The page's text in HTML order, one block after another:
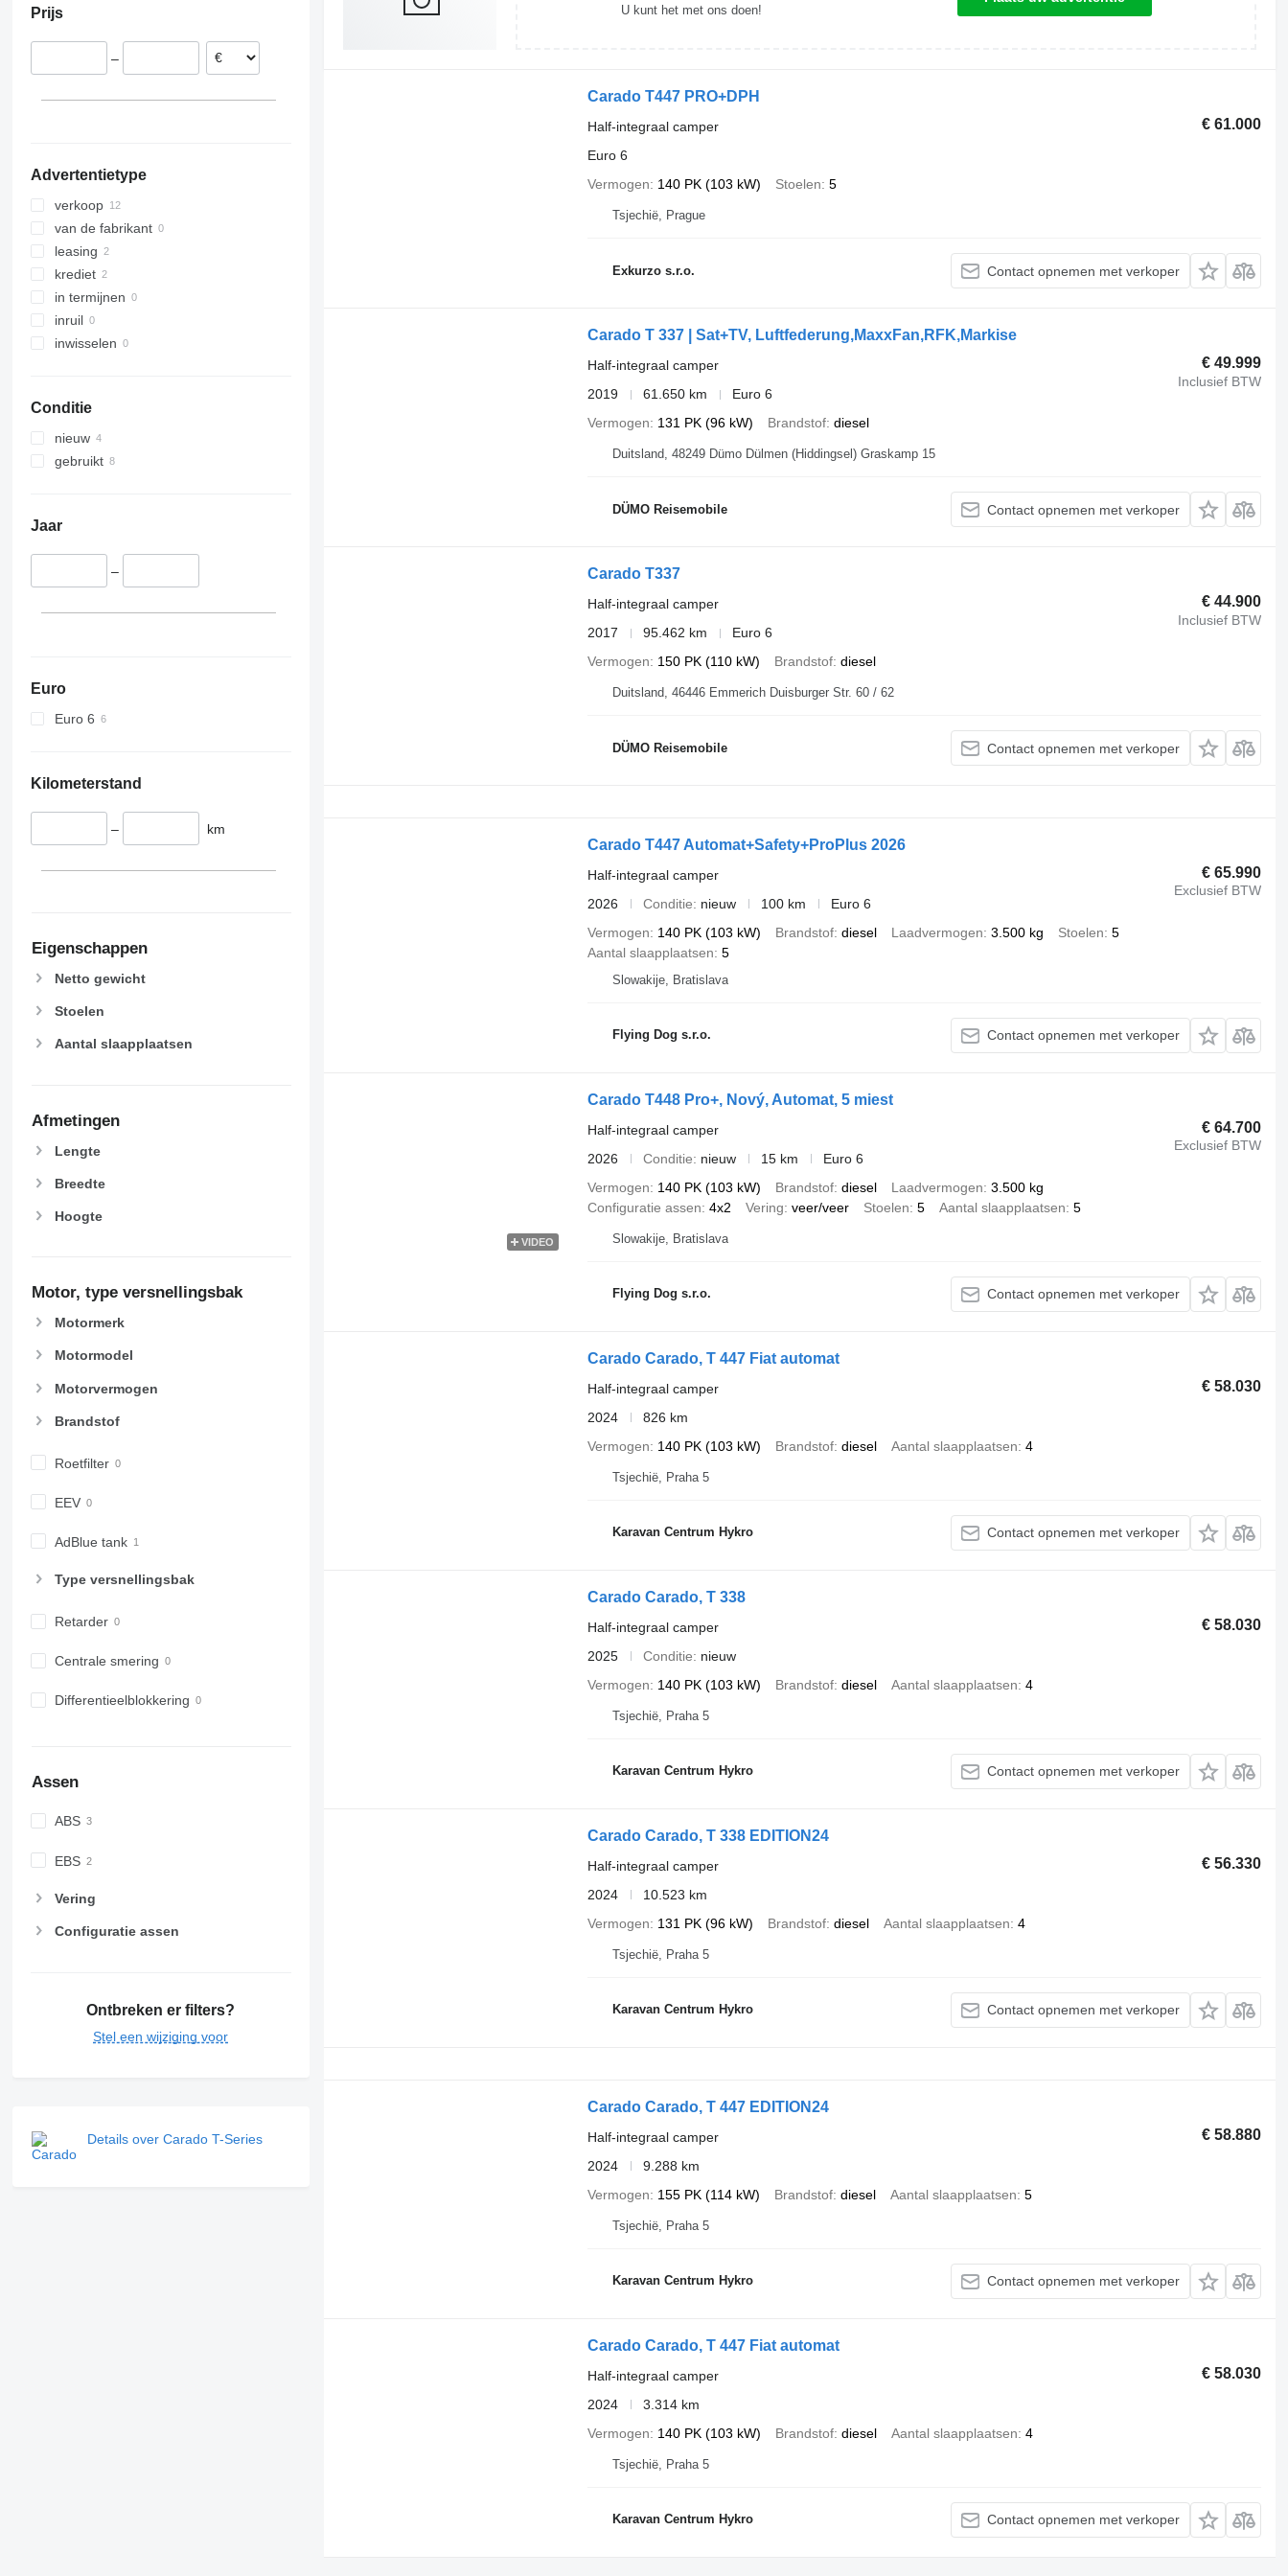
Prijs
–
Advertentietype
verkoop
van de fabrikant
leasing
krediet
in termijnen
inruil
inwisselen
Conditie
nieuw
gebruikt
Jaar
–
Euro
Euro 6
Kilometerstand
– km
Eigenschappen
Netto gewicht
Stoelen
Aantal slaapplaatsen
Afmetingen
Lengte
Breedte
Hoogte
Motor, type versnellingsbak
Motormerk
Motormodel
Motorvermogen
Brandstof
Roetfilter
EEV
AdBlue tank
Type versnellingsbak
Retarder
Centrale smering
Differentieelblokkering
Assen
ABS
EBS
Vering
Configuratie assen
Ontbreken er filters?
Stel een wijziging voor
Details over Carado T-Series
U kunt het met ons doen!
Carado T447 PRO+DPH
€ 61.000
Half-integraal camper
Euro 6
Vermogen
140 PK (103 kW) Stoelen 5
Tsjechië, Prague
Exkurzo s.r.o. Contact opnemen met verkoper
Carado T 337 | Sat+TV, Luftfederung,MaxxFan,RFK,Markise
€ 49.999
Inclusief BTW
Half-integraal camper
2019
61.650 km
Euro 6
Vermogen
131 PK (96 kW) Brandstof diesel
Duitsland, 48249 Dümo Dülmen (Hiddingsel) Graskamp 15
DÜMO Reisemobile Contact opnemen met verkoper
Carado T337
€ 44.900
Inclusief BTW
Half-integraal camper
2017
95.462 km
Euro 6
Vermogen
150 PK (110 kW) Brandstof diesel
Duitsland, 46446 Emmerich Duisburger Str. 60 / 62
DÜMO Reisemobile Contact opnemen met verkoper
Carado T447 Automat+Safety+ProPlus 2026
€ 65.990
Exclusief BTW
Half-integraal camper
2026
Conditie nieuw 100 km
Euro 6
Vermogen
140 PK (103 kW) Brandstof diesel Laadvermogen 3.500 kg Stoelen 5
Aantal slaapplaatsen 5
Slowakije, Bratislava
Flying Dog s.r.o. Contact opnemen met verkoper
VIDEO
Carado T448 Pro+, Nový, Automat, 5 miest
€ 64.700
Exclusief BTW
Half-integraal camper
2026
Conditie nieuw 15 km
Euro 6
Vermogen
140 PK (103 kW) Brandstof diesel Laadvermogen 3.500 kg
Configuratie assen 4x2 Vering veer/veer Stoelen 5 Aantal slaapplaatsen 5
Slowakije, Bratislava
Flying Dog s.r.o. Contact opnemen met verkoper
Carado Carado, T 447 Fiat automat
€ 58.030
Half-integraal camper
2024
826 km
Vermogen
140 PK (103 kW) Brandstof diesel Aantal slaapplaatsen 4
Tsjechië, Praha 5
Karavan Centrum Hykro Contact opnemen met verkoper
Carado Carado, T 338
€ 58.030
Half-integraal camper
2025
Conditie
nieuw
Vermogen
140 PK (103 kW) Brandstof diesel Aantal slaapplaatsen 4
Tsjechië, Praha 5
Karavan Centrum Hykro Contact opnemen met verkoper
Carado Carado, T 338 EDITION24
€ 56.330
Half-integraal camper
2024
10.523 km
Vermogen
131 PK (96 kW) Brandstof diesel Aantal slaapplaatsen 4
Tsjechië, Praha 5
Karavan Centrum Hykro Contact opnemen met verkoper
Carado Carado, T 447 EDITION24
€ 58.880
Half-integraal camper
2024
9.288 km
Vermogen
155 PK (114 kW) Brandstof diesel Aantal slaapplaatsen 5
Tsjechië, Praha 5
Karavan Centrum Hykro Contact opnemen met verkoper
Carado Carado, T 447 Fiat automat
€ 58.030
Half-integraal camper
2024
3.314 km
Vermogen
140 PK (103 kW) Brandstof diesel Aantal slaapplaatsen 4
Tsjechië, Praha 5
Karavan Centrum Hykro Contact opnemen met verkoper